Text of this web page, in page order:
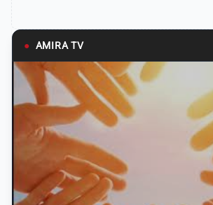
● AMIRA TV